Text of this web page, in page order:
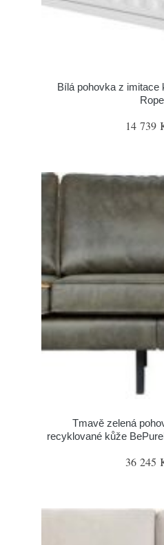
Bílá pohovka z imitace
14 739
Tmavě zelená
recyklované kůže
36 245